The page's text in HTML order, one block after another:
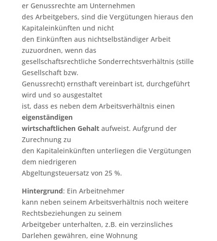
er Genussrechte am Unternehmen
des Arbeitgebers, sind die Vergütungen hieraus den
Kapitaleinkünften und nicht
den Einkünften aus nichtselbständiger Arbeit
zuzuordnen, wenn das
gesellschaftsrechtliche Sonderrechtsverhältnis (stille
Gesellschaft bzw.
Genussrecht) ernsthaft vereinbart ist, durchgeführt
wird und so ausgestaltet
ist, dass es neben dem Arbeitsverhältnis einen
eigenständigen
wirtschaftlichen Gehaltaufweist. Aufgrund der
Zurechnung zu
den Kapitaleinkünften unterliegen die Vergütungen
dem niedrigeren
Abgeltungsteuersatz von 25 %.
Hintergrund: Ein Arbeitnehmer
kann neben seinem Arbeitsverhältnis noch weitere
Rechtsbeziehungen zu seinem
Arbeitgeber unterhalten, z.B. ein verzinsliches
Darlehen gewähren, eine Wohnung